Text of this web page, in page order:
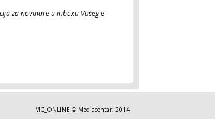
za novinare u inboxu Vašeg e-
MC_ONLINE © Mediacentar, 2014